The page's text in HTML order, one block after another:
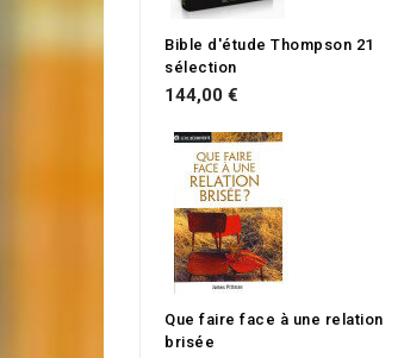
Bible d'étude Thompson 21
sélection
144,00 €
Que faire face à une relation
brisée